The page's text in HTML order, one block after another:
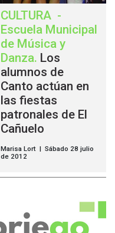
CULTURA -
Escuela Municipal
de Música y
Danza. Los
alumnos de
Canto actúan en
las fiestas
patronales de El
Cañuelo
Marisa Lort | Sábado 28 julio
de 2012